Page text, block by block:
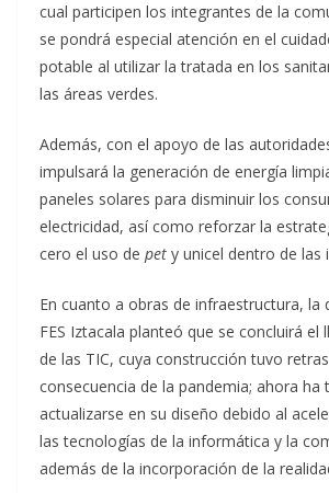
cual participen los integrantes de la
se pondrá especial atención en el
potable al utilizar la tratada en los
las áreas verdes.
Además, con el apoyo de las
impulsará la generación de energía
paneles solares para disminuir los
electricidad, así como reforzar la
cero el uso de pet y unicel dentro de las
En cuanto a obras de infraestructura, la
FES Iztacala planteó que se concluirá el
de las TIC, cuya construcción tuvo
consecuencia de la pandemia; ahora ha
actualizarse en su diseño debido al
las tecnologías de la informática y la
además de la incorporación de la